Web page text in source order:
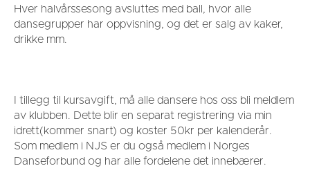
Hver halvårssesong avsluttes med ball, hvor alle
dansegrupper har oppvisning, og det er salg av kaker,
drikke mm.
I tillegg til kursavgift, må alle dansere hos oss bli meldlem
av klubben. Dette blir en separat registrering via min
idrett(kommer snart) og koster 50kr per kalenderår.
Som medlem i NJS er du også medlem i Norges
Danseforbund og har alle fordelene det innebærer.